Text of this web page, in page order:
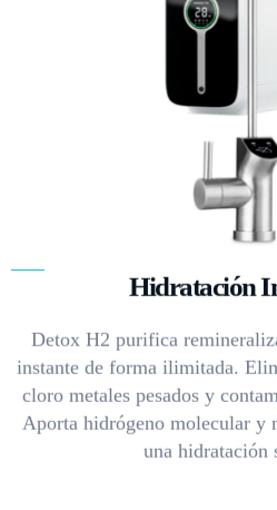
Hidratación
Detox H2 purifica
instante de forma ilimitada.
cloro metales pesados y
Aporta hidrógeno molecular y
una hidratación